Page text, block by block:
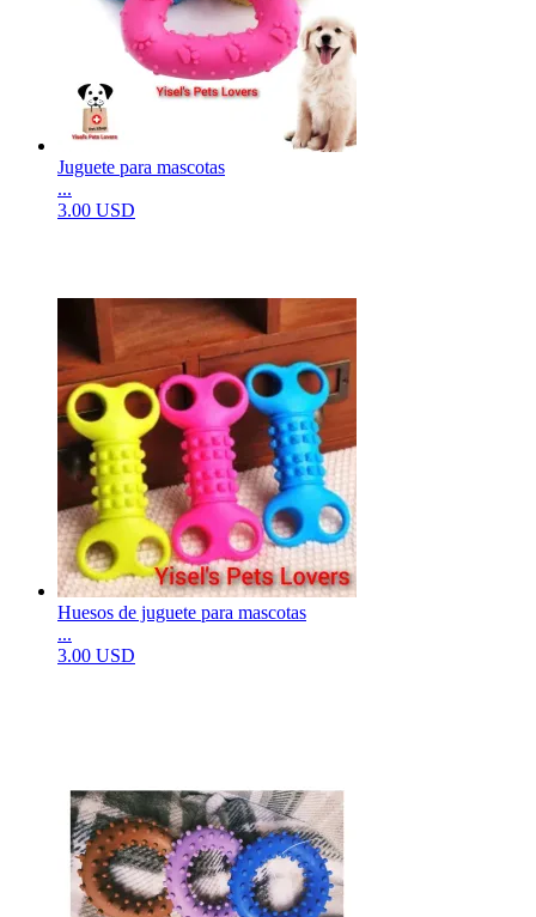
Juguete para mascotas
...
3.00 USD
Huesos de juguete para mascotas
...
3.00 USD